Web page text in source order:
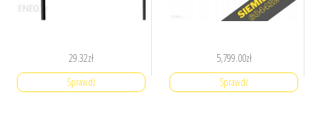
29.32zł
Sprawdź
5,799.00zł
Sprawdź